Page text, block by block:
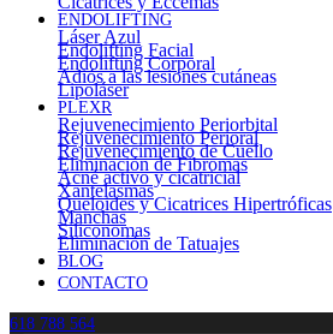
ENDOLIFTING
Láser Azul
Endolifting Facial
Endolifting Corporal
Adiós a las lesiones cutáneas
Lipoláser
PLEXR
Rejuvenecimiento Periorbital
Rejuvenecimiento Perioral
Rejuvenecimiento de Cuello
Eliminación de Fibromas
Acné activo y cicatricial
Xantelasmas
Queloides y Cicatrices Hipertróficas
Manchas
Siliconomas
Eliminación de Tatuajes
BLOG
CONTACTO
618 788 564